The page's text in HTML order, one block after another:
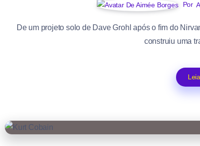
Por
De um projeto solo de Dave Grohl após o fim do
construiu uma